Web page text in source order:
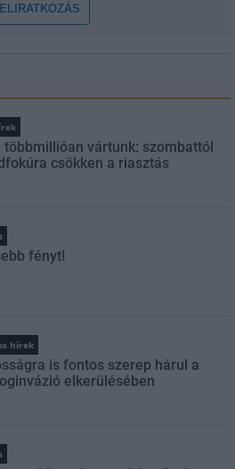
többmillióan vártunk: szombattól
csökken a riasztás
fényt!
hírek
is fontos szerep hárul a
elkerülésében